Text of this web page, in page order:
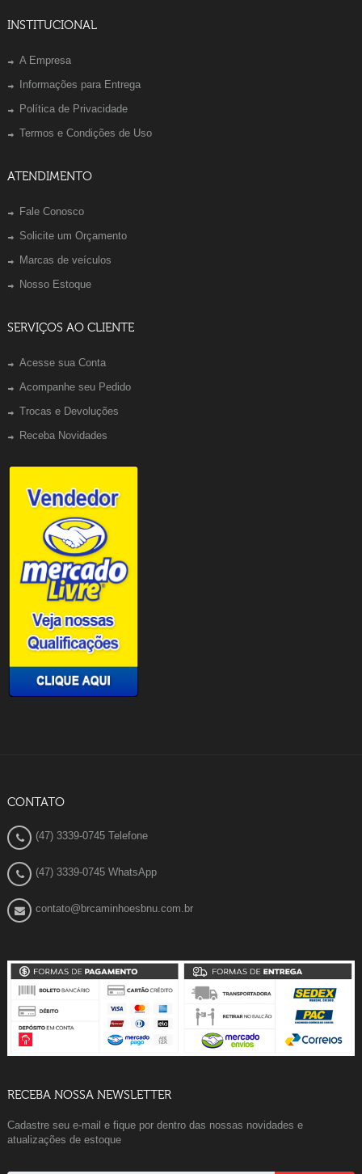
INSTITUCIONAL
A Empresa
Informações para Entrega
Política de Privacidade
Termos e Condições de Uso
ATENDIMENTO
Fale Conosco
Solicite um Orçamento
Marcas de veículos
Nosso Estoque
SERVIÇOS AO CLIENTE
Acesse sua Conta
Acompanhe seu Pedido
Trocas e Devoluções
Receba Novidades
CONTATO
(47) 3339-0745 Telefone
(47) 3339-0745 WhatsApp
contato@brcaminhoesbnu.com.br
RECEBA NOSSA NEWSLETTER
Cadastre seu e-mail e fique por dentro das nossas novidades e
atualizações de estoque